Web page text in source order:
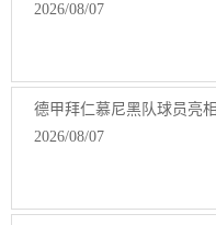
2026/08/07
德甲拜仁慕尼黑队球员亮
2026/08/07